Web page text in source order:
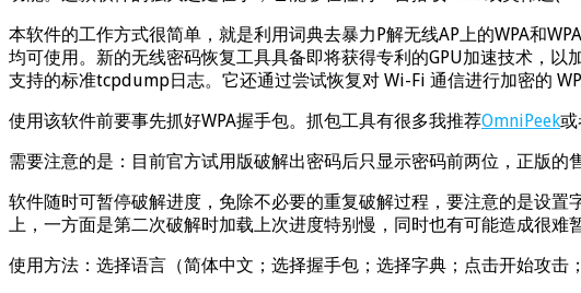
本软件的工作方式很简单，就是利用词典去暴力P解无线AP上的WPA和
均可使用。新的无线密码恢复工具具备即将获得专利的GPU加速技术，
支持的标准tcpdump日志。它还通过尝试恢复对 Wi-Fi 通信进行加密的
使用该软件前要事先抓好WPA握手包。抓包工具有很多我推荐OmniPeek
需要注意的是：目前官方试用版破解出密码后只显示密码前两位，正版的
软件随时可暂停破解进度，免除不必要的重复破解过程，要注意的是设
上，一方面是第二次破解时加载上次进度特别慢，同时也有可能造成很难
使用方法：选择语言（简体中文；选择握手包；选择字典；点击开始攻击